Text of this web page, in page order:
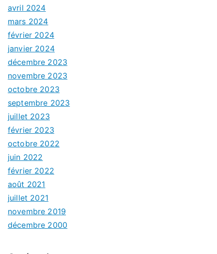
avril 2024
mars 2024
février 2024
janvier 2024
décembre 2023
novembre 2023
octobre 2023
septembre 2023
juillet 2023
février 2023
octobre 2022
juin 2022
février 2022
août 2021
juillet 2021
novembre 2019
décembre 2000